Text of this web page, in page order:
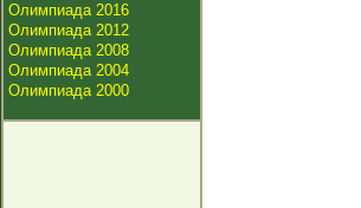
Олимпиада 2016
Олимпиада 2012
Олимпиада 2008
Олимпиада 2004
Олимпиада 2000